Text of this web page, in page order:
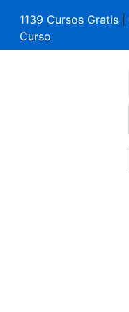
1139 Cursos Gratis
Curso